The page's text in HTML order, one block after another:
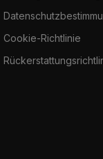
Cookie-Richtlinie